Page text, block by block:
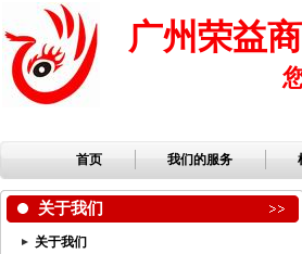
广州荣益
首页 我们的服务
关于我们
关于我们